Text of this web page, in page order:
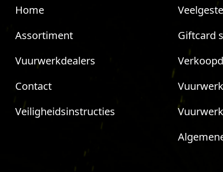
Home
Assortiment
Vuurwerkdealers
Contact
Veiligheidsinstructies
Giftcard